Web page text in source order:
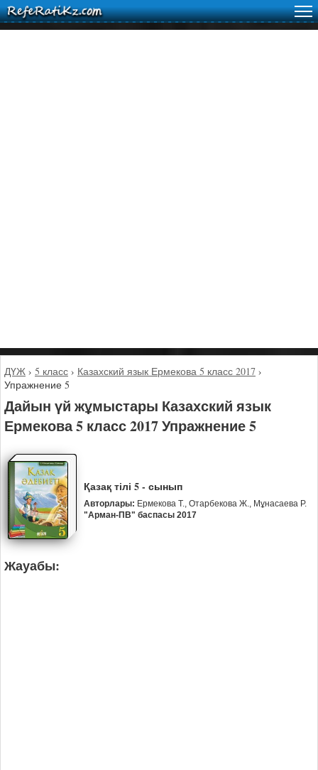
ДҮЖ › 5 класс › Казахский язык Ермекова 5 класс 2017 ›
Упражнение 5
Дайын үй жұмыстары Казахский язык
Ермекова 5 класс 2017 Упражнение 5
Қазақ тілі 5 - сынып
Авторлары: Ермекова Т., Отарбекова Ж., Мұнасаева Р.
"Арман-ПВ" баспасы 2017
Жауабы: